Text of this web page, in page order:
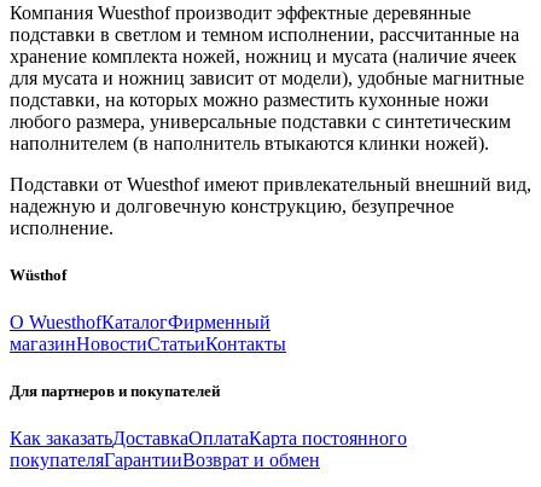
Компания Wuesthof производит эффектные деревянные
подставки в светлом и темном исполнении, рассчитанные на
хранение комплекта ножей, ножниц и мусата (наличие ячеек
для мусата и ножниц зависит от модели), удобные магнитные
подставки, на которых можно разместить кухонные ножи
любого размера, универсальные подставки с синтетическим
наполнителем (в наполнитель втыкаются клинки ножей).
Подставки от Wuesthof имеют привлекательный внешний вид,
надежную и долговечную конструкцию, безупречное
исполнение.
Wüsthof
О WuesthofКаталогФирменный
магазинНовостиСтатьиКонтакты
Для партнеров и покупателей
Как заказатьДоставкаОплатаКарта постоянного
покупателяГарантииВозврат и обмен